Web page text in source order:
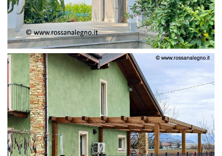
PERGOLA ADOSSATA